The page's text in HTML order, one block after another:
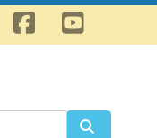
Facebook